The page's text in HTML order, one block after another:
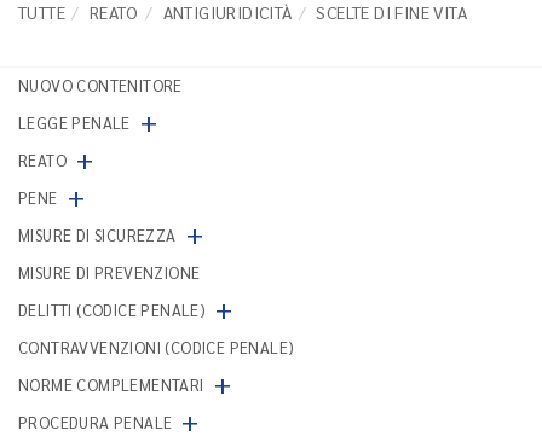
TUTTE REATO ANTIGIURIDICITÀ SCELTE DI FINE VITA
NUOVO CONTENITORE
LEGGE PENALE +
REATO +
PENE +
MISURE DI SICUREZZA +
MISURE DI PREVENZIONE
DELITTI (CODICE PENALE) +
CONTRAVVENZIONI (CODICE PENALE)
NORME COMPLEMENTARI
+
PROCEDURA PENALE +